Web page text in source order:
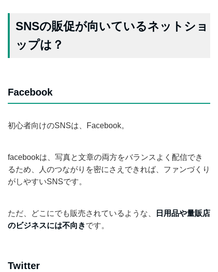
SNSの販促が向いているネットショ
ップは？
Facebook
初心者向けのSNSは、Facebook。
facebookは、写真と文章の両方をバランスよく配信でき
るため、人のつながりを密にさえできれば、ファンづくり
がしやすいSNSです。
ただ、どこにでも販売されているような、
日用品や量販店
のビジネスには不向きです。
Twitter